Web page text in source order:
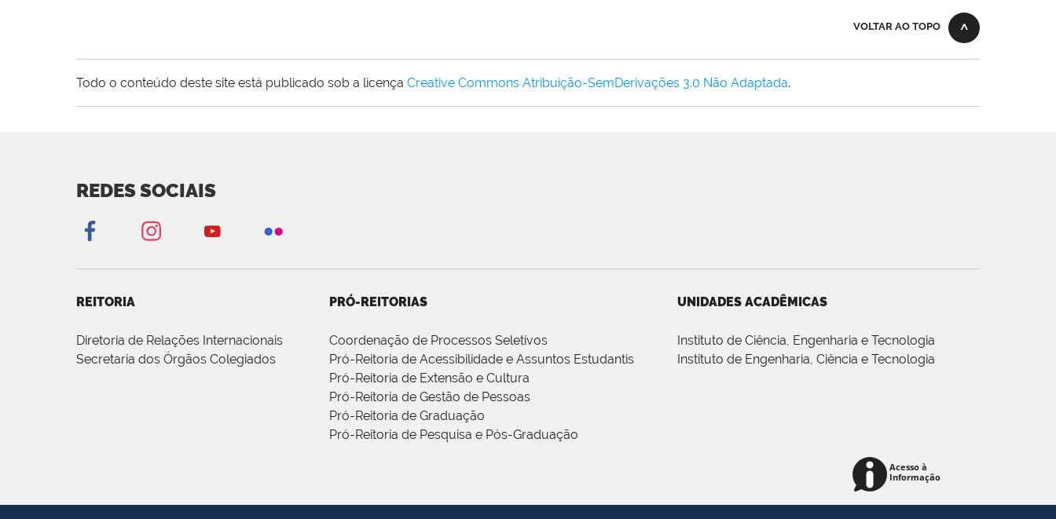
VOLTAR AO TOPO
Todo o conteúdo deste site está publicado sob a licença Creative Commons Atribuição-SemDerivações 3.0 Não Adaptada.
REDES SOCIAIS
REITORIA
Diretoria de Relações Internacionais
Secretaria dos Órgãos Colegiados
PRÓ-REITORIAS
Coordenação de Processos Seletivos
Pró-Reitoria de Acessibilidade e Assuntos Estudantis
Pró-Reitoria de Extensão e Cultura
Pró-Reitoria de Gestão de Pessoas
Pró-Reitoria de Graduação
Pró-Reitoria de Pesquisa e Pós-Graduação
UNIDADES ACADÊMICAS
Instituto de Ciência, Engenharia e Tecnologia
Instituto de Engenharia, Ciência e Tecnologia